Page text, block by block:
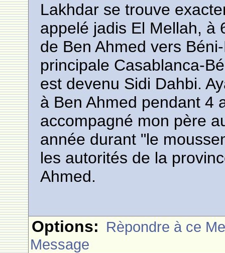
Lakhdar se trouve
appelé jadis El Mellah, à
de Ben Ahmed vers
principale Casablanca-
est devenu Sidi Dahbi.
à Ben Ahmed pendant 4
accompagné mon père
année durant "le
les autorités de la
Ahmed.
Options: Rèpondre à ce
Message